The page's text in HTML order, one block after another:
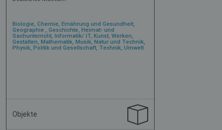
Biologie, Chemie, Ernährung und Gesundheit,
Geographie , Geschichte, Heimat- und
Sachunterricht, Informatik/ IT, Kunst, Werken,
Gestalten, Mathematik, Musik, Natur und Technik,
Physik, Politik und Gesellschaft, Technik, Umwelt
Objekte